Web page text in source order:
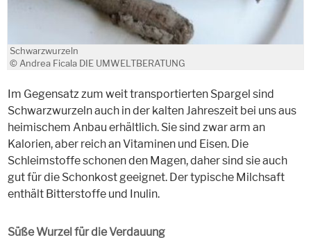
Schwarzwurzeln
© Andrea Ficala DIE UMWELTBERATUNG
Im Gegensatz zum weit transportierten Spargel sind
Schwarzwurzeln auch in der kalten Jahreszeit bei uns aus
heimischem Anbau erhältlich. Sie sind zwar arm an
Kalorien, aber reich an Vitaminen und Eisen. Die
Schleimstoffe schonen den Magen, daher sind sie auch
gut für die Schonkost geeignet. Der typische Milchsaft
enthält Bitterstoffe und Inulin.
Süße Wurzel für die Verdauung